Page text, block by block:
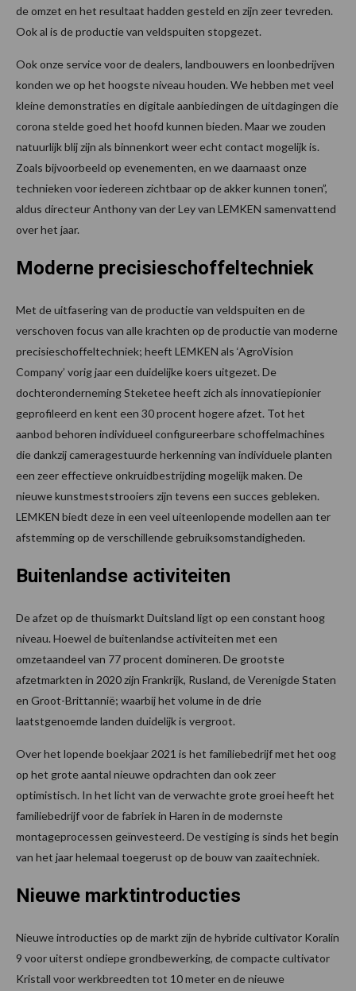
de omzet en het resultaat hadden gesteld en zijn zeer tevreden.
Ook al is de productie van veldspuiten stopgezet.
Ook onze service voor de dealers, landbouwers en loonbedrijven
konden we op het hoogste niveau houden. We hebben met veel
kleine demonstraties en digitale aanbiedingen de uitdagingen die
corona stelde goed het hoofd kunnen bieden. Maar we zouden
natuurlijk blij zijn als binnenkort weer echt contact mogelijk is.
Zoals bijvoorbeeld op evenementen, en we daarnaast onze
technieken voor iedereen zichtbaar op de akker kunnen tonen”,
aldus directeur Anthony van der Ley van LEMKEN samenvattend
over het jaar.
Moderne precisieschoffeltechniek
Met de uitfasering van de productie van veldspuiten en de
verschoven focus van alle krachten op de productie van moderne
precisieschoffeltechniek; heeft LEMKEN als ‘AgroVision
Company’ vorig jaar een duidelijke koers uitgezet. De
dochteronderneming Steketee heeft zich als innovatiepionier
geprofileerd en kent een 30 procent hogere afzet. Tot het
aanbod behoren individueel configureerbare schoffelmachines
die dankzij cameragestuurde herkenning van individuele planten
een zeer effectieve onkruidbestrijding mogelijk maken. De
nieuwe kunstmeststrooiers zijn tevens een succes gebleken.
LEMKEN biedt deze in een veel uiteenlopende modellen aan ter
afstemming op de verschillende gebruiksomstandigheden.
Buitenlandse activiteiten
De afzet op de thuismarkt Duitsland ligt op een constant hoog
niveau. Hoewel de buitenlandse activiteiten met een
omzetaandeel van 77 procent domineren. De grootste
afzetmarkten in 2020 zijn Frankrijk, Rusland, de Verenigde Staten
en Groot-Brittannië; waarbij het volume in de drie
laatstgenoemde landen duidelijk is vergroot.
Over het lopende boekjaar 2021 is het familiebedrijf met het oog
op het grote aantal nieuwe opdrachten dan ook zeer
optimistisch. In het licht van de verwachte grote groei heeft het
familiebedrijf voor de fabriek in Haren in de modernste
montageprocessen geïnvesteerd. De vestiging is sinds het begin
van het jaar helemaal toegerust op de bouw van zaaitechniek.
Nieuwe marktintroducties
Nieuwe introducties op de markt zijn de hybride cultivator Koralin
9 voor uiterst ondiepe grondbewerking, de compacte cultivator
Kristall voor werkbreedten tot 10 meter en de nieuwe